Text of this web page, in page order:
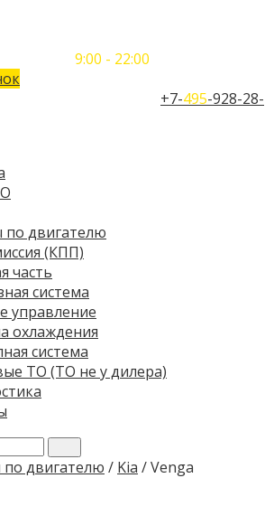
9:00 - 22:00
+7-495-928-28-
по двигателю
(КПП)
часть
система
управление
охлаждения
система
ТО (ТО не у дилера)
по двигателю / Kia /Venga